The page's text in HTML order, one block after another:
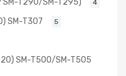
4
SM-T307 5
SM-T500/SM-T505